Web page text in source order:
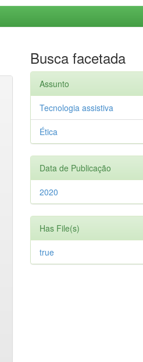
Busca facetada
Assunto
Tecnologia assistiva
Ética
Data de Publicação
2020
Has File(s)
true